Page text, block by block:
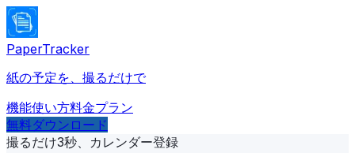
PaperTracker
紙の予定を、撮るだけで
機能使い方料金プラン
無料ダウンロード
撮るだけ3秒、カレンダー登録